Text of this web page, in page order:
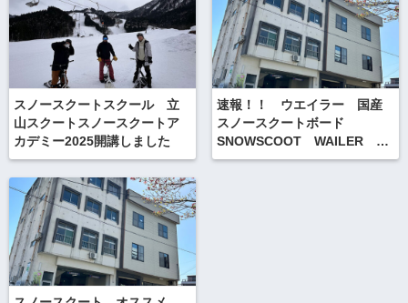
スノースクートスクール 立
山スクートスノースクートア
カデミー2025開講しました
速報！！ ウエイラー 国産
スノースクートボード
SNOWSCOOT WAILER
2012 &サロモンブーツ入荷